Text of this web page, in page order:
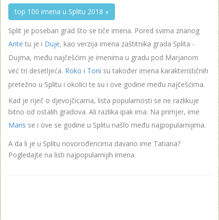
top 100 imena u Splitu 2018 »
Split je poseban grad što se tiče imena. Pored svima znanog
Ante tu je i Duje, kao verzija imena zaštitnika grada Splita -
Dujma, među najčešćim je imenima u gradu pod Marjanom
već tri desetljeća. Roko i Toni su također imena karakterističnih
pretežno u Splitu i okolici te su i ove godine među najčešćima.
Kad je riječ o djevojčicama, lista popularnosti se ne razlikuje
bitno od ostalih gradova. Ali razlika ipak ima. Na primjer, ime
Maris se i ove se godine u Splitu našlo među najpopularnijima.
A da li je u Splitu novorođencima davano ime Tatiana?
Pogledajte na listi najpopularnijih imena.